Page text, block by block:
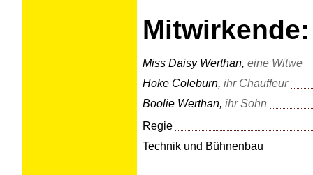
Mitwirkende:
Miss Daisy Werthan, eine Witwe
Hoke Coleburn, ihr Chauffeur
Boolie Werthan, ihr Sohn
Regie
Technik und Bühnenbau